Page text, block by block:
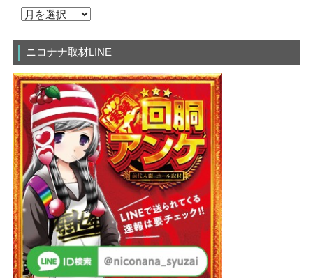
ニコナナ取材LINE